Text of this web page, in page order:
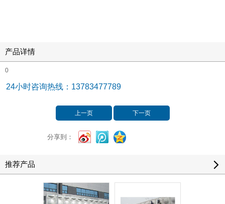
产品详情
0
24小时咨询热线：13783477789
上一页 下一页
分享到：
推荐产品